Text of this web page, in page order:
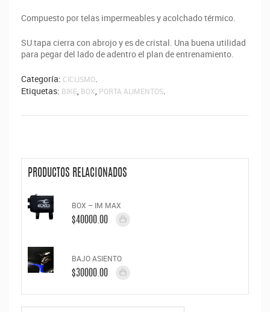
Compuesto por telas impermeables y acolchado térmico.
SU tapa cierra con abrojo y es de cristal. Una buena utilidad
para pegar del lado de adentro el plan de entrenamiento.
Categoría: CICLISMO.
Etiquetas: BIKE, BOX, PORTA ALIMENTOS.
PRODUCTOS RELACIONADOS
BOX – IM MAX
$40000.00
BAJO ASIENTO
$30000.00